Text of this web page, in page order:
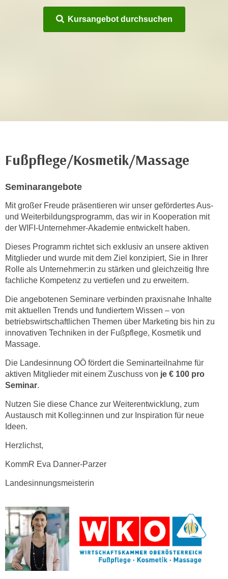
Kursangebot durchsuchen
Fußpflege/Kosmetik/Massage
Seminarangebote
Mit großer Freude präsentieren wir unser gefördertes Aus-
und Weiterbildungsprogramm, das wir in Kooperation mit
der WIFI-Unternehmer-Akademie entwickelt haben.
Dieses Programm richtet sich exklusiv an unsere aktiven
Mitglieder und wurde mit dem Ziel konzipiert, Sie in Ihrer
Rolle als Unternehmer:in zu stärken und gleichzeitig Ihre
fachliche Kompetenz zu vertiefen und zu erweitern.
Die angebotenen Seminare verbinden praxisnahe Inhalte
mit aktuellen Trends und fundiertem Wissen – von
betriebswirtschaftlichen Themen über Marketing bis hin zu
innovativen Techniken in der Fußpflege, Kosmetik und
Massage.
Die Landesinnung OÖ fördert die Seminarteilnahme für
aktiven Mitglieder mit einem Zuschuss von je € 100 pro
Seminar.
Nutzen Sie diese Chance zur Weiterentwicklung, zum
Austausch mit Kolleg:innen und zur Inspiration für neue
Ideen.
Herzlichst,
KommR Eva Danner-Parzer
Landesinnungsmeisterin
u
o
i
s
e
r
h
a
l
t
n
S
i
e
n
d
i
e
s
e
o
k
e
a
n
n
e